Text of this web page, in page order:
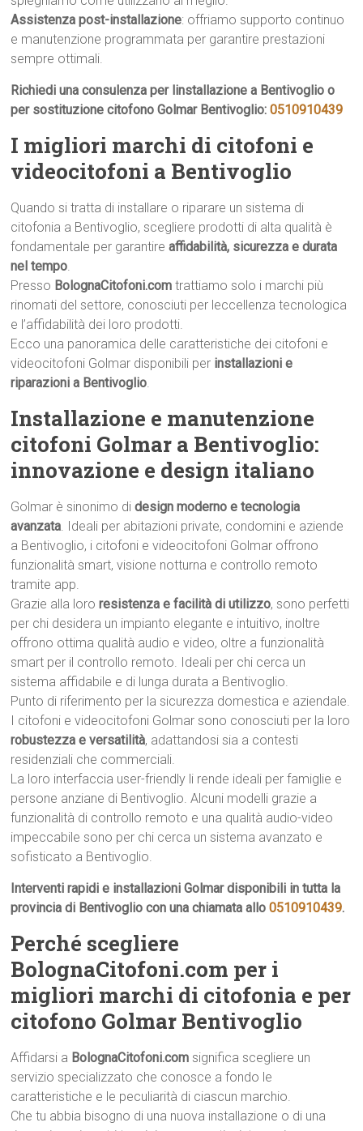
Assistenza post-installazione: offriamo supporto continuo
e manutenzione programmata per garantire prestazioni
sempre ottimali.
Richiedi una consulenza per linstallazione a Bentivoglio o
per sostituzione citofono Golmar Bentivoglio: 0510910439
I migliori marchi di citofoni e
videocitofoni a Bentivoglio
Quando si tratta di installare o riparare un sistema di
citofonia a Bentivoglio, scegliere prodotti di alta qualità è
fondamentale per garantireaffidabilità, sicurezza e durata
nel tempo.
Presso BolognaCitofoni.com trattiamo solo i marchi più
rinomati del settore, conosciuti per leccellenza tecnologica
e l’affidabilità dei loro prodotti.
Ecco una panoramica delle caratteristiche dei citofoni e
videocitofoni Golmar disponibili per installazioni e
riparazioni a Bentivoglio.
Installazione e manutenzione
citofoni Golmar a Bentivoglio:
innovazione e design italiano
Golmar è sinonimo didesign moderno e tecnologia
avanzata. Ideali per abitazioni private, condomini e aziende
a Bentivoglio, i citofoni e videocitofoni Golmar offrono
funzionalità smart, visione notturna e controllo remoto
tramite app.
Grazie alla lororesistenza e facilità di utilizzo, sono perfetti
per chi desidera un impianto elegante e intuitivo, inoltre
offrono ottima qualità audio e video, oltre a funzionalità
smart per il controllo remoto. Ideali per chi cerca un
sistema affidabile e di lunga durata a Bentivoglio.
Punto di riferimento per la sicurezza domestica e aziendale.
I citofoni e videocitofoni Golmar sono conosciuti per la loro
robustezza e versatilità, adattandosi sia a contesti
residenziali che commerciali.
La loro interfaccia user-friendly li rende ideali per famiglie e
persone anziane di Bentivoglio. Alcuni modelli grazie a
funzionalità di controllo remoto e una qualità audio-video
impeccabile sono per chi cerca un sistema avanzato e
sofisticato a Bentivoglio.
Interventi rapidi e installazioni Golmar disponibili in tutta la
provincia di Bentivoglio con una chiamata allo0510910439.
Perché scegliere
BolognaCitofoni.com per i
migliori marchi di citofonia e per
citofono Golmar Bentivoglio
Affidarsi a BolognaCitofoni.com significa scegliere un
servizio specializzato che conosce a fondo le
caratteristiche e le peculiarità di ciascun marchio.
Che tu abbia bisogno di una nuova installazione o di una